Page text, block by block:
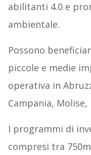
abilitanti 4.0 e
ambientale.
Possono
piccole e medie
operativa in
Campania, Molise,
I programmi di
compresi tra